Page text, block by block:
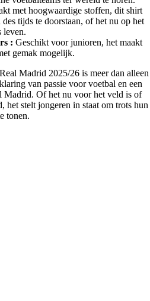
met hoogwaardige stoffen, dit shirt
tijds te doorstaan, of het nu op het
leven.
: Geschikt voor junioren, het maakt
gemak mogelijk.
Madrid 2025/26 is meer dan alleen
van passie voor voetbal en een
Madrid. Of het nu voor het veld is of
het stelt jongeren in staat om trots hun
tonen.